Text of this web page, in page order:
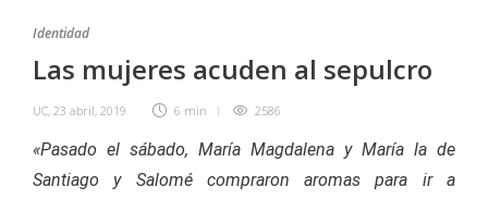
Identidad
Las mujeres acuden al sepulcro
UC, 23 abril, 2019 6 min 2586
«Pasado el sábado, María Magdalena y María la de
Santiago y Salomé compraron aromas para ir a